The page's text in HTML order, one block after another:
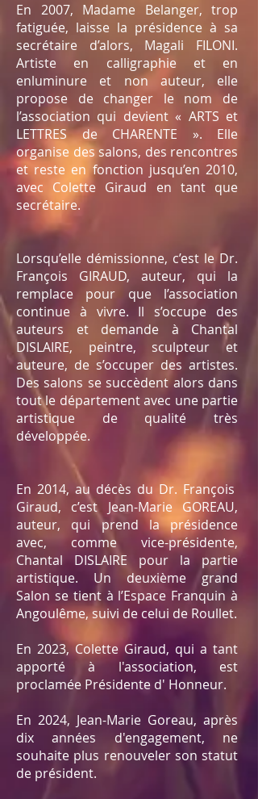
En 2007, Madame Belanger, trop
fatiguée, laisse la présidence à sa
secrétaire d’alors, Magali FILONI.
Artiste en calligraphie et en
enluminure et non auteur, elle
propose de changer le nom de
l’association qui devient « ARTS et
LETTRES de CHARENTE ». Elle
organise des salons, des rencontres
et reste en fonction jusqu’en 2010,
avec Colette Giraud en tant que
secrétaire.
Lorsqu’elle démissionne, c’est le Dr.
François GIRAUD, auteur, qui la
remplace pour que l’association
continue à vivre. Il s’occupe des
auteurs et demande à Chantal
DISLAIRE, peintre, sculpteur et
auteure, de s’occuper des artistes.
Des salons se succèdent alors dans
tout le département avec une partie
artistique de qualité très
développée.
En 2014, au décès du Dr. François
Giraud, c’est Jean-Marie GOREAU,
auteur, qui prend la présidence
avec, comme vice-présidente,
Chantal DISLAIRE pour la partie
artistique. Un deuxième grand
Salon se tient à l’Espace Franquin à
Angoulême, suivi de celui de Roullet.
En 2023, Colette Giraud, qui a tant
apporté à l'association, est
proclamée Présidente d' Honneur.
En 2024, Jean-Marie Goreau, après
dix années d'engagement, ne
souhaite plus renouveler son statut
de président.